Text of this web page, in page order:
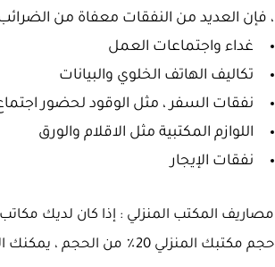
، فإن العديد من النفقات معفاة من
غداء واجتماعات العمل
تكاليف الهاتف الخلوي والبيانات
نفقات السفر ، مثل الوقود لحضور
اللوازم المكتبية مثل الاقلام والورق
نفقات الإيجار
مصاريف المكتب المنزلي : إذا كان لديك
حجم مكتبك المنزلي 20٪ من الحجم ، يمكنك المطالبة باسترداد 20٪ من المرافق والصيانة وما إلى ذلك.